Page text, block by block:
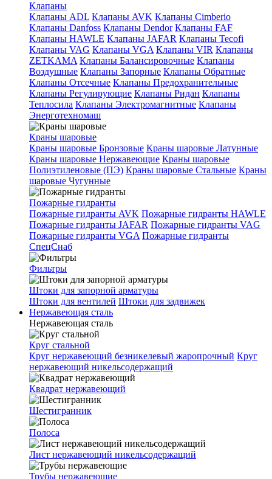
Клапаны
Клапаны ADL Клапаны AVK Клапаны Cimberio
Клапаны Danfoss Клапаны Dendor Клапаны FAF
Клапаны HAWLE Клапаны JAFAR Клапаны Tecofi
Клапаны VAG Клапаны VGA Клапаны VIR Клапаны
ZETKAMA Клапаны Балансировочные Клапаны
Воздушные Клапаны Запорные Клапаны Обратные
Клапаны Отсечные Клапаны Предохранительные
Клапаны Регулирующие Клапаны Ридан Клапаны
Теплосила Клапаны Электромагнитные Клапаны
Энерготехномаш
Краны шаровые
Краны шаровые Бронзовые Краны шаровые Латунные
Краны шаровые Нержавеющие Краны шаровые
Полиэтиленовые (ПЭ) Краны шаровые Стальные Краны
шаровые Чугунные
Пожарные гидранты
Пожарные гидранты AVK Пожарные гидранты HAWLE
Пожарные гидранты JAFAR Пожарные гидранты VAG
Пожарные гидранты VGA Пожарные гидранты
СпецСнаб
Фильтры
Штоки для запорной арматуры
Штоки для вентилей Штоки для задвижек
Нержавеющая сталь
Нержавеющая сталь
Круг стальной
Круг нержавеющий безникелевый жаропрочный Круг
нержавеющий никельсодержащий
Квадрат нержавеющий
Шестигранник
Полоса
Лист нержавеющий никельсодержащий
Трубы нержавеющие